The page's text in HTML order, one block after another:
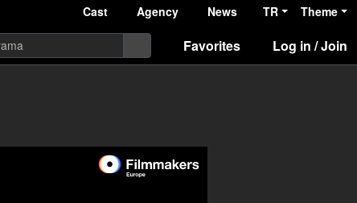
Cast Agency News TR Theme
Favorites Log in / Join